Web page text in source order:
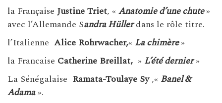
la Française Justine Triet, « Anatomie d’une chute»
avec l’Allemande Sandra Hüllerdans le rôle titre.
l’Italienne Alice Rohrwacher,« La chimère»
la Francaise Catherine Breillat, » L’été dernier»
La Sénégalaise Ramata-Toulaye Sy,« Banel &
Adama».